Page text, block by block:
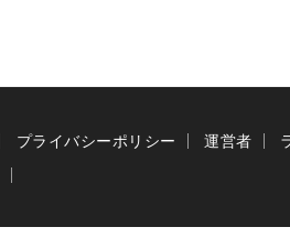
プライバシーポリシー 運営者